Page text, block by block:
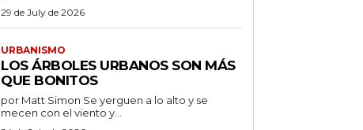
29 de July de 2026
URBANISMO
LOS ÁRBOLES URBANOS SON MÁS
QUE BONITOS
por Matt Simon Se yerguen a lo alto y se
mecen con el viento y...